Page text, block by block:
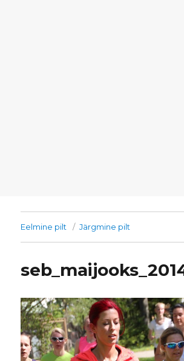
Eelmine pilt Järgmine pilt